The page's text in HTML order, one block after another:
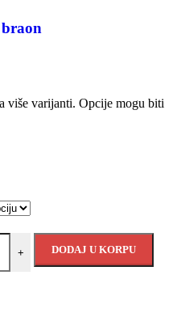
braon
više varijanti. Opcije mogu biti
+ DODAJ U KORPU